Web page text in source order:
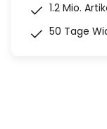
1.2 Mio.
50 Tage